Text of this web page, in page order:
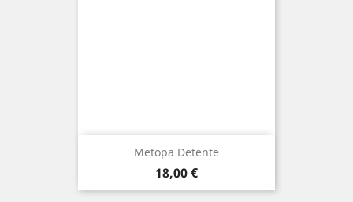
Metopa Detente
Prezo
18,00 €